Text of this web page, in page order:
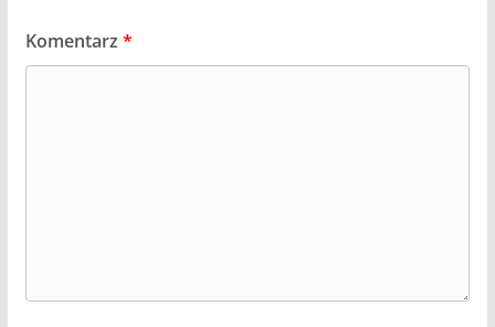
Komentarz *